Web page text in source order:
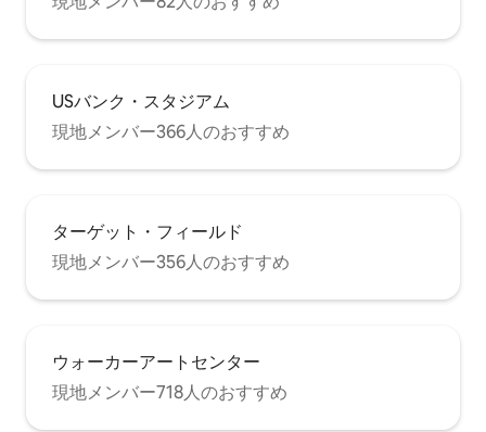
ノラマビューを楽しみながら一日を過ご
しましょう。 家全体にブロードバンド
Wi-Fiがあり、お気に入りの映画や番組を
びり散歩して、この歴史的な農場の囲い
の中にあるホープグレンファームを訪
れ、ヤギやニワトリに餌をあげましょ
テージグローブ公園保護区まで歩いてス
ょう。 ハイキングやサイクリングを楽し
み、丘や渓谷でジオキャッシングをして
隠された宝物を探したり、湖で釣りやカ
ヤックを楽しんだりできます。 寒い気温
ビティには、雪原でのクロスカントリー
スキーやスノーシューがあります。 ミネ
ソタの冬の新鮮な空気を深呼吸してくだ
さい。人生の本当の喜びの1つです。 さら
USバンク・スタジアム
現地メンバー366人のおすすめ
ターゲット・フィールド
現地メンバー356人のおすすめ
ウォーカーアートセンター
現地メンバー718人のおすすめ